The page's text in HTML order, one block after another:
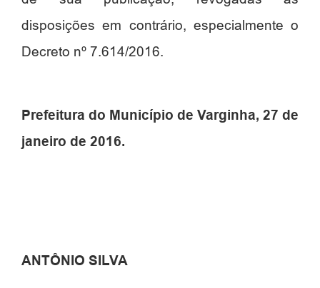
disposições em contrário, especialmente o
Decreto nº 7.614/2016.
Prefeitura do Município de Varginha, 27 de
janeiro de 2016.
ANTÔNIO SILVA